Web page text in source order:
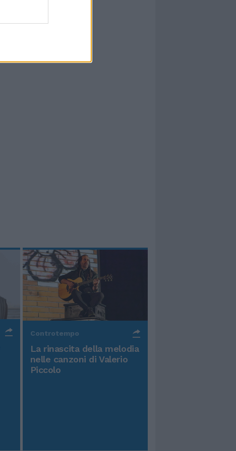
Controtempo
La rinascita della melodia
nelle canzoni di Valerio
Piccolo